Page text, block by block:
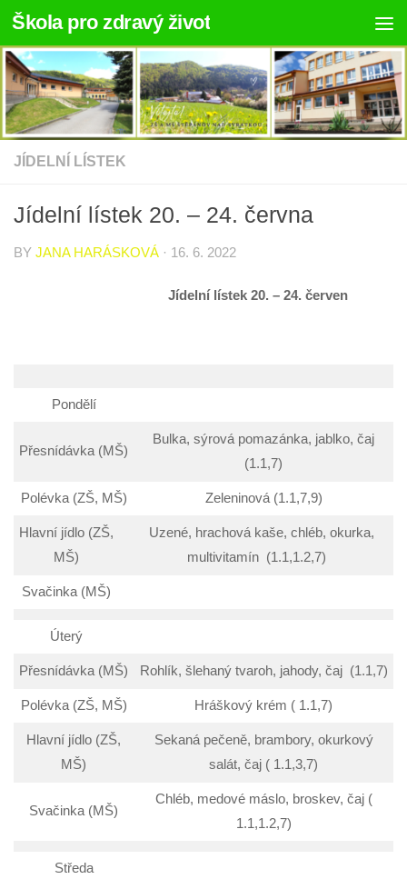
Skip to content
Škola pro zdravý život
JÍDELNÍ LÍSTEK
Jídelní lístek 20. – 24. června
BY JANA HARÁSKOVÁ · 16. 6. 2022
Jídelní lístek 20. – 24. červen
Pondělí
Přesnídávka (MŠ)
Bulka, sýrová pomazánka, jablko, čaj
(1.1,7)
Polévka (ZŠ, MŠ) Zeleninová (1.1,7,9)
Hlavní jídlo (ZŠ,
MŠ)
Uzené, hrachová kaše, chléb, okurka,
multivitamín (1.1,1.2,7)
Svačinka (MŠ)
Úterý
Přesnídávka (MŠ) Rohlík, šlehaný tvaroh, jahody, čaj (1.1,7)
Polévka (ZŠ, MŠ) Hráškový krém ( 1.1,7)
Hlavní jídlo (ZŠ,
MŠ)
Sekaná pečeně, brambory, okurkový
salát, čaj ( 1.1,3,7)
Svačinka (MŠ)
Chléb, medové máslo, broskev, čaj (
1.1,1.2,7)
Středa